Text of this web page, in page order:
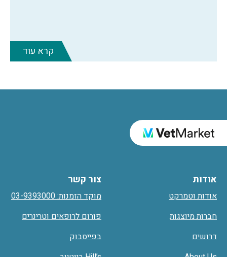
קרא עוד
אודות
אודות וטמרקט
חברות מיוצגות
דרושים
צור קשר
מוקד הזמנות: 03-9393000
פורום לרופאים וטרינרים
בפייסבוק